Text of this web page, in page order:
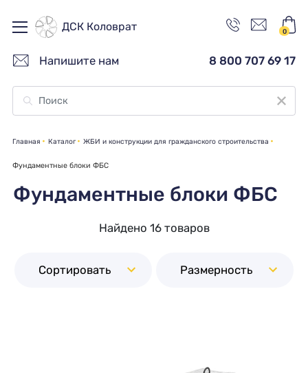
ДСК Коловрат 0
Напишите нам 8 800 707 69 17
Главная Каталог ЖБИ и конструкции для гражданского строительства
Фундаментные блоки ФБС
Фундаментные блоки ФБС
Найдено 16 товаров
Сортировать Размерность